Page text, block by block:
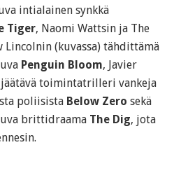
intialainen synkkä
Tiger, Naomi Wattsin ja The
Lincolnin (kuvassa) tähdittämä
Penguin Bloom, Javier
toimintatrilleri vankeja
poliisista Below Zero sekä
brittidraama The Dig, jota